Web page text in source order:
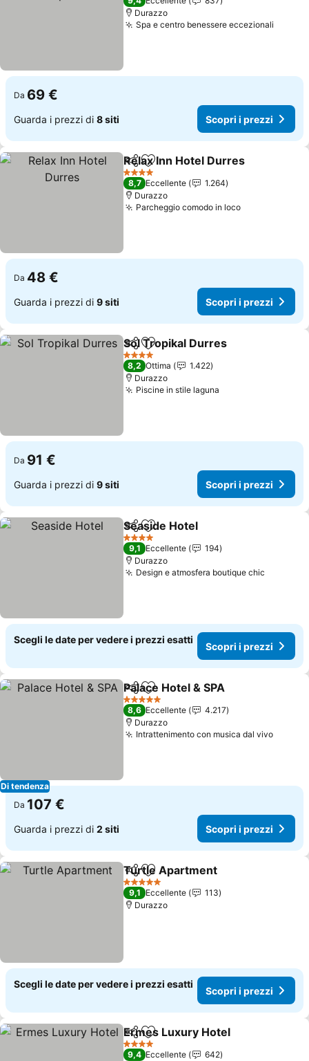
Durazzo
Spa e centro benessere eccezionali
Da 69 €
Guarda i prezzi di 8 siti Scopri i prezzi
CondividiAggiungi ai preferiti
Relax Inn Hotel Durres
4 Stelle
8,7 Eccellente
1.264
Durazzo
Parcheggio comodo in loco
Da 48 €
Guarda i prezzi di 9 siti Scopri i prezzi
CondividiAggiungi ai preferiti
Sol Tropikal Durres
4 Stelle
8,2 Ottima
1.422
Durazzo
Piscine in stile laguna
Da 91 €
Guarda i prezzi di 9 siti Scopri i prezzi
CondividiAggiungi ai preferiti
Seaside Hotel
4 Stelle
9,1 Eccellente
194
Durazzo
Design e atmosfera boutique chic
Scegli le date per vedere i prezzi esatti
Scopri i prezzi
Di tendenza
CondividiAggiungi ai preferiti
Palace Hotel & SPA
5 Stelle
8,6 Eccellente
4.217
Durazzo
Intrattenimento con musica dal vivo
Da 107 €
Guarda i prezzi di 2 siti Scopri i prezzi
CondividiAggiungi ai preferiti
Turtle Apartment
5 Stelle
9,1 Eccellente
113
Durazzo
Scegli le date per vedere i prezzi esatti
Scopri i prezzi
CondividiAggiungi ai preferiti
Ermes Luxury Hotel
4 Stelle
9,4 Eccellente
642